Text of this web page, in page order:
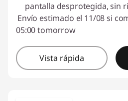
pantalla desprotegida, sin
Envío estimado el 11/08 si
05:00 tomorrow
Vista rápida